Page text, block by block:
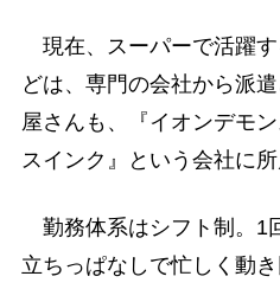
現在、スーパーで活躍
どは、専門の会社から派
屋さんも、『イオンデモ
スインク』という会社に所
勤務体系はシフト制。1
立ちっぱなしで忙しく動き